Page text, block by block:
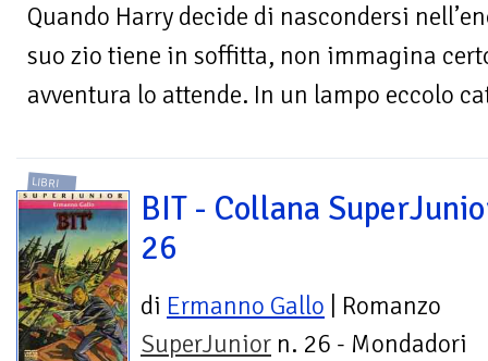
Quando Harry decide di nascondersi
suo zio tiene in soffitta, non immagina
avventura lo attende. In un lampo eccolo
LIBRI
BIT - Collana
26
di Ermanno Gallo | Romanzo
SuperJunior n. 26 - Mondadori